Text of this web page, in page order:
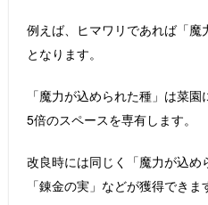
例えば、ヒマワリであれば「魔
となります。
「魔力が込められた種」は菜
5倍のスペースを専有します。
改良時には同じく「魔力が込
「錬金の実」などが獲得できま